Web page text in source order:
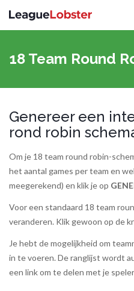
18 Team Round
Genereer een
rond robin
Om je 18 team round robin-
het aantal games per team en
meegerekend) en klik je op
Voor een standaard 18 team
veranderen. Klik gewoon op de
Je hebt de mogelijkheid om
in te voeren. De ranglijst wordt
een link om te delen met je